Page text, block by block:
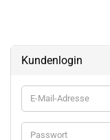
Kundenlogin
E-
Mail-
Adresse
Passwort